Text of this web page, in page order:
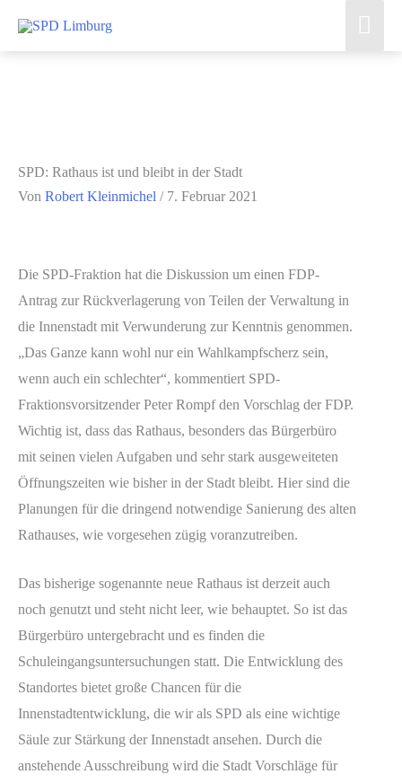
Inhalt
SPD: Rathaus ist und bleibt in der Stadt
Von Robert Kleinmichel / 7. Februar 2021
Die SPD-Fraktion hat die Diskussion um einen FDP-
Antrag zur Rückverlagerung von Teilen der Verwaltung in
die Innenstadt mit Verwunderung zur Kenntnis genommen.
„Das Ganze kann wohl nur ein Wahlkampfscherz sein,
wenn auch ein schlechter“, kommentiert SPD-
Fraktionsvorsitzender Peter Rompf den Vorschlag der FDP.
Wichtig ist, dass das Rathaus, besonders das Bürgerbüro
mit seinen vielen Aufgaben und sehr stark ausgeweiteten
Öffnungszeiten wie bisher in der Stadt bleibt. Hier sind die
Planungen für die dringend notwendige Sanierung des alten
Rathauses, wie vorgesehen zügig voranzutreiben.
Das bisherige sogenannte neue Rathaus ist derzeit auch
noch genutzt und steht nicht leer, wie behauptet. So ist das
Bürgerbüro untergebracht und es finden die
Schuleingangsuntersuchungen statt. Die Entwicklung des
Standortes bietet große Chancen für die
Innenstadtentwicklung, die wir als SPD als eine wichtige
Säule zur Stärkung der Innenstadt ansehen. Durch die
anstehende Ausschreibung wird die Stadt Vorschläge für